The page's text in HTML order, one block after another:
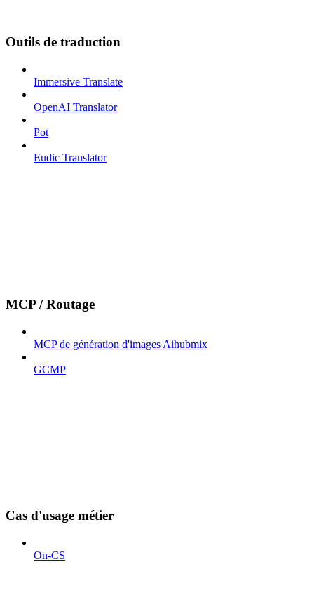
Outils de traduction
Immersive Translate
OpenAI Translator
Pot
Eudic Translator
MCP / Routage
MCP de génération d'images Aihubmix
GCMP
Cas d'usage métier
On-CS